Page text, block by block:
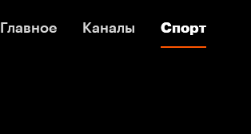
Главное Каналы Спорт
Главное Каналы Спорт